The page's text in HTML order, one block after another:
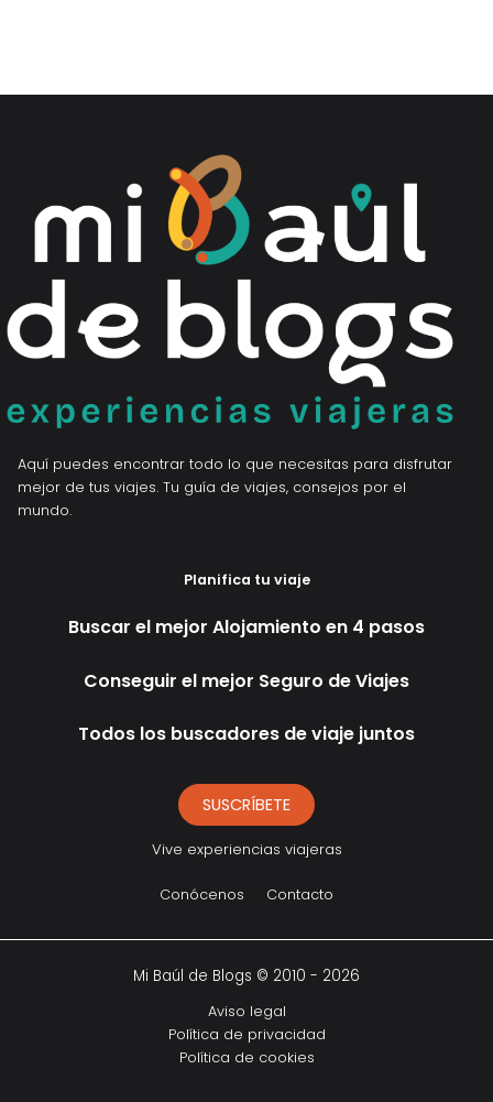
Aquí puedes encontrar todo lo que necesitas para disfrutar
mejor de tus viajes. Tu guía de viajes, consejos por el
mundo.
Planifica tu viaje
Buscar el mejor Alojamiento en 4 pasos
Conseguir el mejor Seguro de Viajes
Todos los buscadores de viaje juntos
SUSCRÍBETE
Vive experiencias viajeras
Conócenos Contacto
Mi Baúl de Blogs © 2010 - 2026
Aviso legal
Política de privacidad
Política de cookies